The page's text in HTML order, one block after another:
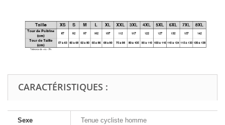
CARACTÉRISTIQUES :
Sexe Tenue cycliste homme